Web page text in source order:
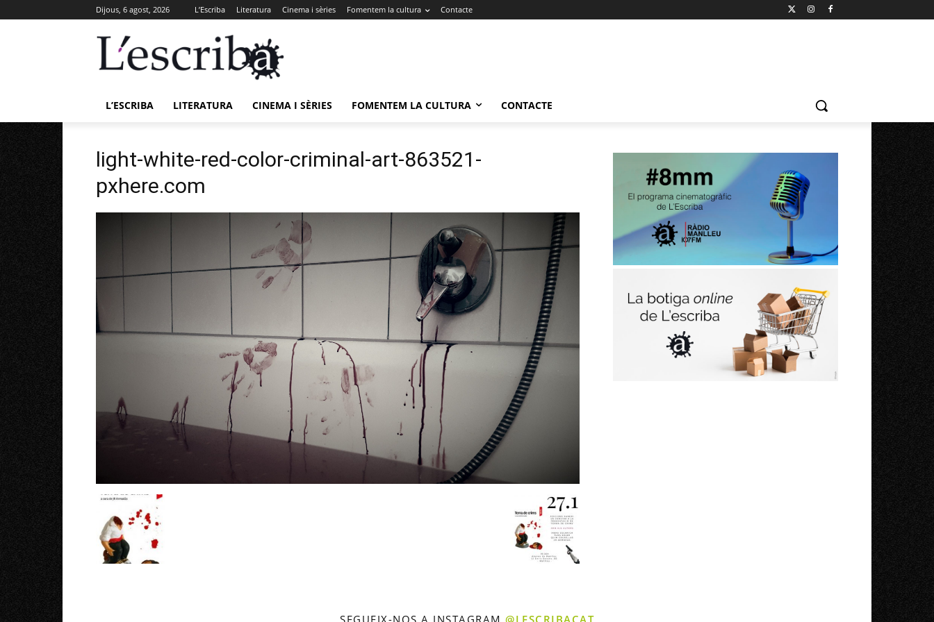
Dijous, 6 agost, 2026 L’Escriba Literatura Cinema i sèries Fomentem la cultura Contacte
L’ESCRIBA LITERATURA CINEMA I SÈRIES FOMENTEM LA CULTURA CONTACTE
light-white-red-color-criminal-art-863521-
pxhere.com
SEGUEIX-NOS A INSTAGRAM @LESCRIBACAT